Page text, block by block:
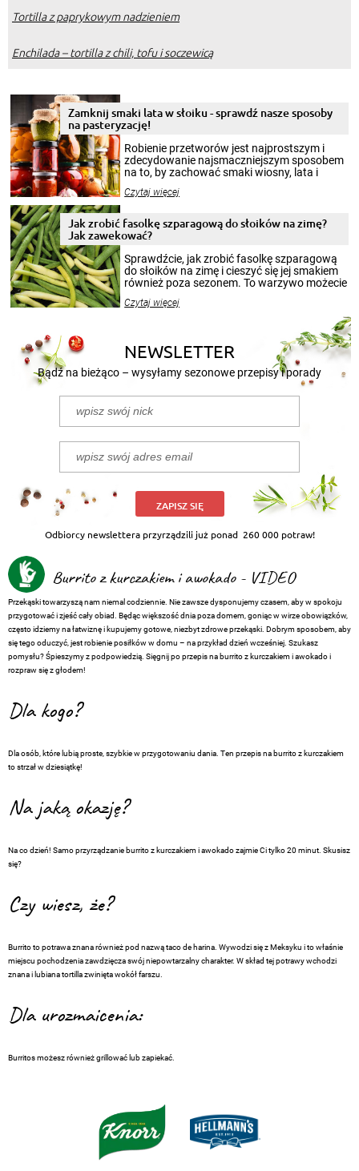
Tortilla z paprykowym nadzieniem
Enchilada – tortilla z chili, tofu i soczewicą
Zamknij smaki lata w słoiku - sprawdź nasze sposoby
na pasteryzację!
Robienie przetworów jest najprostszym i
zdecydowanie najsmaczniejszym sposobem
na to, by zachować smaki wiosny, lata i
krajobrazów, by cieszyć nimi oko w sezonie
pełni poczuć atmosferę cieplejszych
miesięcy. Przygotowanie słoików ze
patenty, które pozwolą zachować świeżość
przetworów.
Czytaj więcej
Jak zrobić fasolkę szparagową do słoików na zimę?
Jak zawekować?
Sprawdźcie, jak zrobić fasolkę szparagową
do słoików na zimę i cieszyć się jej smakiem
również poza sezonem. To warzywo możecie
nasze propozycje!
Czytaj więcej
NEWSLETTER
Bądź na bieżąco – wysyłamy sezonowe przepisy i porady
ZAPISZ SIĘ
Odbiorcy newslettera przyrządzili już ponad 260 000 potraw!
Burrito z kurczakiem i awokado - VIDEO
Przekąski towarzyszą nam niemal codziennie. Nie zawsze dysponujemy czasem, aby w spokoju
przygotować i zjeść cały obiad. Będąc większość dnia poza domem, goniąc w wirze obowiązków,
często idziemy na łatwiznę i kupujemy gotowe, niezbyt zdrowe przekąski. Dobrym sposobem, aby
się tego oduczyć, jest robienie posiłków w domu – na przykład dzień wcześniej. Szukasz
pomysłu? Śpieszymy z podpowiedzią. Sięgnij po przepis na burrito z kurczakiem i awokado i
rozpraw się z głodem!
Dla kogo?
Dla osób, które lubią proste, szybkie w przygotowaniu dania. Ten przepis na burrito z kurczakiem
to strzał w dziesiątkę!
Na jaką okazję?
Na co dzień! Samo przyrządzanie burrito z kurczakiem i awokado zajmie Ci tylko 20 minut. Skusisz
się?
Czy wiesz, że?
Burrito to potrawa znana również pod nazwą taco de harina. Wywodzi się z Meksyku i to właśnie
miejscu pochodzenia zawdzięcza swój niepowtarzalny charakter. W skład tej potrawy wchodzi
znana i lubiana tortilla zwinięta wokół farszu.
Dla urozmaicenia:
Burritos możesz również grillować lub zapiekać.